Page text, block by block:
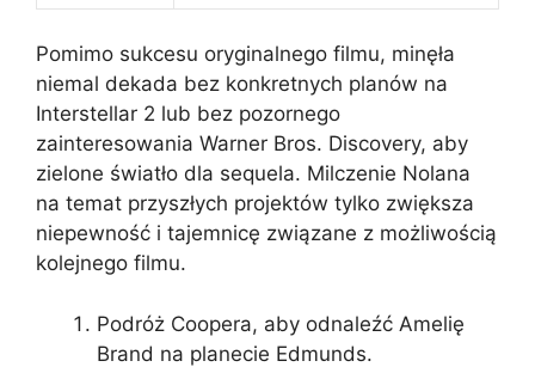
Pomimo sukcesu oryginalnego filmu, minęła
niemal dekada bez konkretnych planów na
Interstellar 2 lub bez pozornego
zainteresowania Warner Bros. Discovery, aby
zielone światło dla sequela. Milczenie Nolana
na temat przyszłych projektów tylko zwiększa
niepewność i tajemnicę związane z możliwością
kolejnego filmu.
Podróż Coopera, aby odnaleźć Amelię
Brand na planecie Edmunds.